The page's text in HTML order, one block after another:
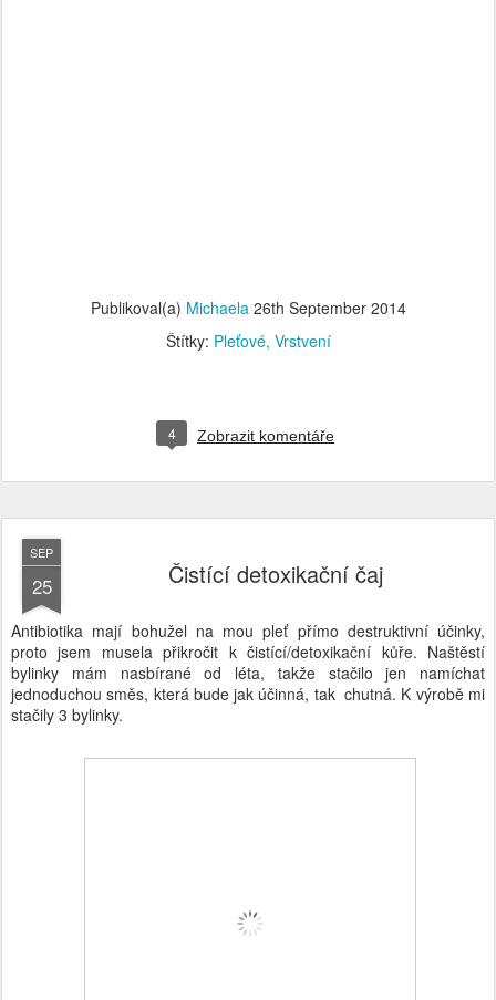
Publikoval(a) Michaela 26th September 2014
Štítky: Pleťové Vrstvení
4 Zobrazit komentáře
SEP
25 Čistící detoxikační čaj
Antibiotika mají bohužel na mou pleť přímo destruktivní účinky,
proto jsem musela přikročit k čistící/detoxikační kůře. Naštěstí
bylinky mám nasbírané od léta, takže stačilo jen namíchat
jednoduchou směs, která bude jak účinná, tak chutná. K výrobě mi
stačily 3 bylinky.